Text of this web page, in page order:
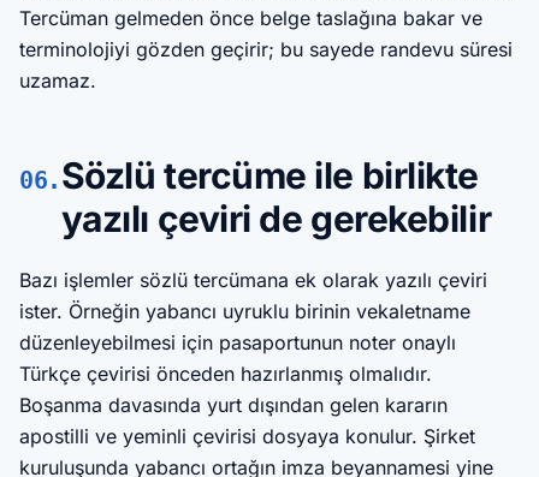
Tercüman gelmeden önce belge taslağına bakar ve
terminolojiyi gözden geçirir; bu sayede randevu süresi
uzamaz.
06. Sözlü tercüme ile birlikte
yazılı çeviri de gerekebilir
Bazı işlemler sözlü tercümana ek olarak yazılı çeviri
ister. Örneğin yabancı uyruklu birinin vekaletname
düzenleyebilmesi için pasaportunun noter onaylı
Türkçe çevirisi önceden hazırlanmış olmalıdır.
Boşanma davasında yurt dışından gelen kararın
apostilli ve yeminli çevirisi dosyaya konulur. Şirket
kuruluşunda yabancı ortağın imza beyannamesi yine